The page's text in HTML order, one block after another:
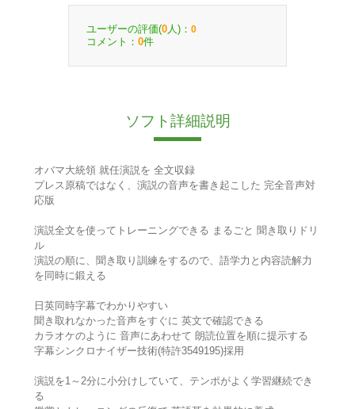
ユーザーの評価(0 人)： 0
コメント： 0件
ソフト詳細説明
オバマ大統領 就任演説を 全文収録
プレス原稿ではなく、演説の音声を書き起こした 完全音声対
応版
演説全文を使ってトレーニングできる まるごと 聞き取りドリ
ル
演説の順に、聞き取り訓練をするので、語学力と内容読解力
を同時に鍛える
日英同時字幕でわかりやすい
聞き取れなかった音声をすぐに 英文で確認できる
カラオケのように 音声にあわせて 朗読位置を順に提示する
字幕シンクロナイザー技術(特許3549195)採用
演説を1～2分に小分けしていて、テンポがよく学習継続でき
る